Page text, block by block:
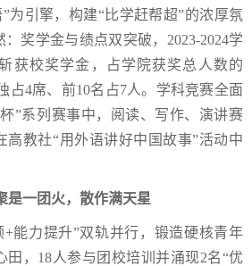
为引擎，构建“比学赶帮超”的浓厚氛
奖学金与绩点双突破，2023-2024学
获校奖学金，占学院获奖总人数的
占4席、前10名占7人。学科竞赛全面
”系列赛事中，阅读、写作、演讲赛
高教社“用外语讲好中国故事”活动中
是一团火，散作满天星
+能力提升”双轨并行，锻造硬核青年
田，18人参与团校培训并涌现2名“优